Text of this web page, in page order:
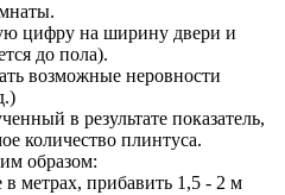
цифру на ширину двери и
до пола).
возможные неровности
в результате показатель,
количество плинтуса.
образом:
метрах, прибавить 1,5 - 2 м